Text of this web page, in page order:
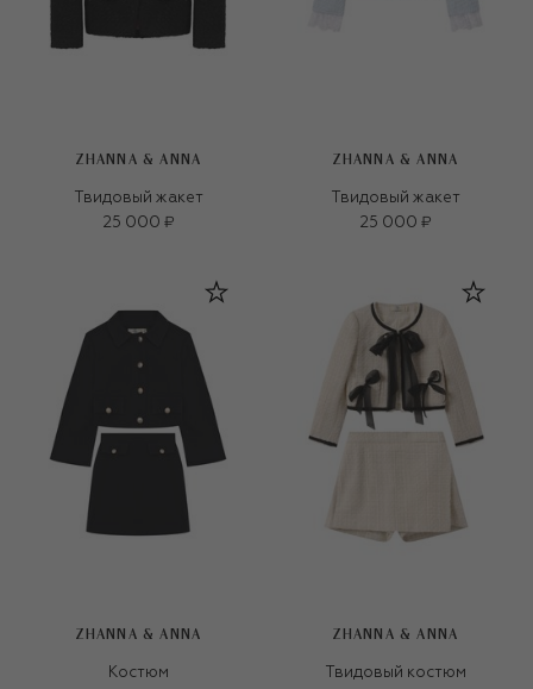
ZHANNA & ANNA
Твидовый жакет
25 000 ₽
ZHANNA & ANNA
Твидовый жакет
25 000 ₽
ZHANNA & ANNA
Костюм
ZHANNA & ANNA
Твидовый костюм